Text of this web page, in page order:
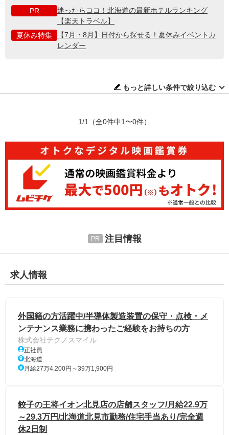
PR
迷ったらココ！北海道の最新ホテルランキング
【楽天トラベル】
夏休み特集
【7月・8月】日付から探せる！夏休みイベントカ
レンダー
もっと詳しい条件で絞り込む
1/1 （全0件中1〜0件）
注目情報
求人情報
外国籍の方活躍中/半導体製造装置の保守・点検・メ
ンテナンス業務に携わったご経験をお持ちの方
株式会社テクノスマイル
正社員
北海道
月給27万4,200円～39万1,900円
餃子の王将イオン北見店の店舗スタッフ/月給22.9万
～29.3万円/北海道北見市勤務/住宅手当あり/完全週
休2日制